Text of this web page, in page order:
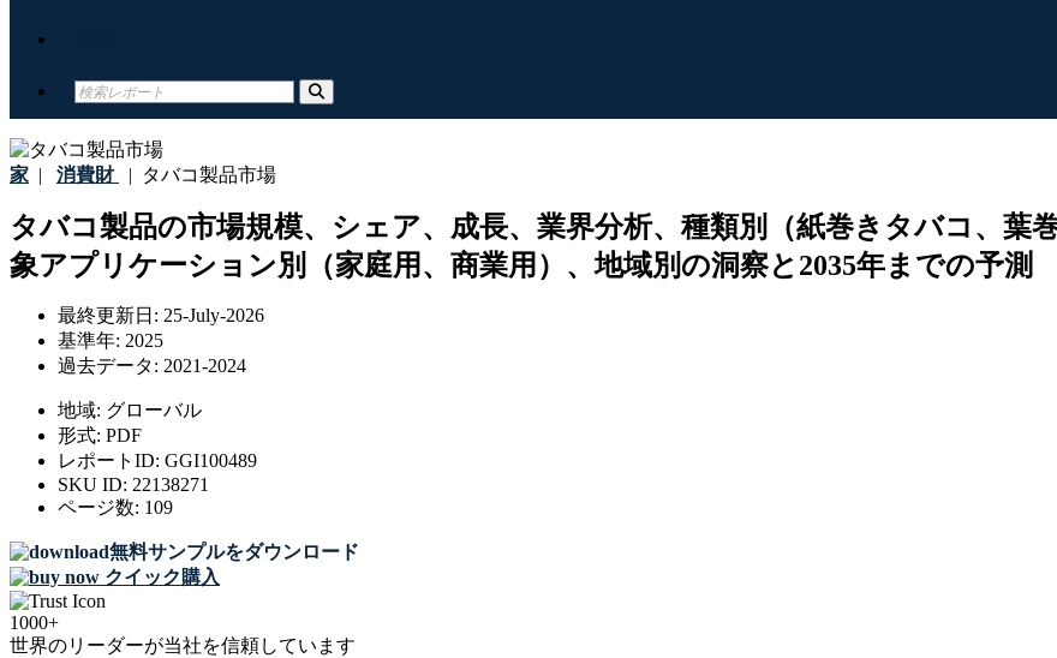
家 | 消費財 | タバコ製品市場
タバコ製品の市場規模、シェア、成長、業界分析、種類別（紙巻きタバコ、葉
象アプリケーション別（家庭用、商業用）、地域別の洞察と2035年までの予測
最終更新日: 25-July-2026
基準年: 2025
過去データ: 2021-2024
地域: グローバル
形式: PDF
レポートID: GGI100489
SKU ID: 22138271
ページ数: 109
無料サンプルをダウンロード
クイック購入
1000+
世界のリーダーが当社を信頼しています